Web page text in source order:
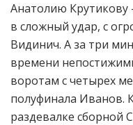
Анатолию Крутикову
в сложный удар, с
Видинич. А за три
времени
воротам с четырех
полуфинала Иванов.
раздевалке сборной